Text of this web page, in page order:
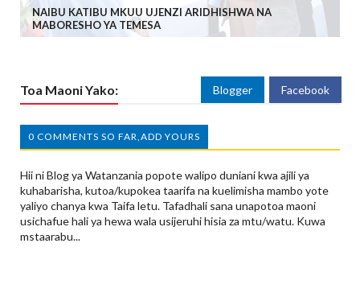
NAIBU KATIBU MKUU UJENZI ARIDHISHWA NA
MABORESHO YA TEMESA
Toa Maoni Yako: Blogger Facebook
0 COMMENTS SO FAR,ADD YOURS
Hii ni Blog ya Watanzania popote walipo duniani kwa ajili ya
kuhabarisha, kutoa/kupokea taarifa na kuelimisha mambo yote
yaliyo chanya kwa Taifa letu. Tafadhali sana unapotoa maoni
usichafue hali ya hewa wala usijeruhi hisia za mtu/watu. Kuwa
mstaarabu...